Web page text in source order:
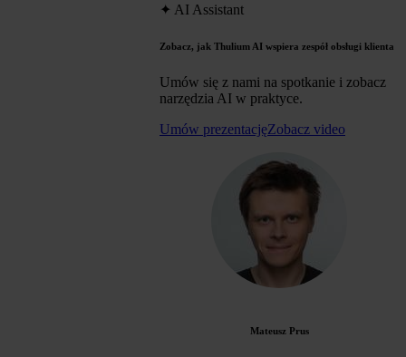
✦ AI Assistant
Zobacz, jak Thulium AI wspiera zespół obsługi klienta
Umów się z nami na spotkanie i zobacz
narzędzia AI w praktyce.
Umów prezentacjęZobacz video
Mateusz Prus